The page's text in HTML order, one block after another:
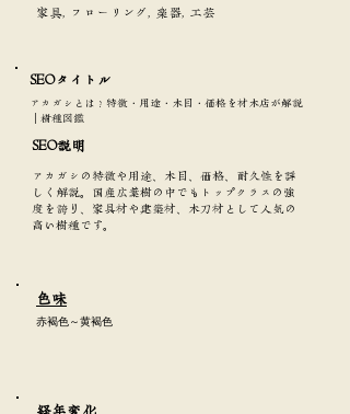
家具, フローリング, 楽器, 工芸
SEOタイトル​
アカガシとは？特徴・用途・木目・価格を材木店が解説
｜樹種図鑑
SEO説明
アカガシの特徴や用途、木目、価格、耐久性を詳
しく解説。国産広葉樹の中でもトップクラスの強
度を誇り、家具材や建築材、木刀材として人気の
高い樹種です。
​色味
赤褐色～黄褐色